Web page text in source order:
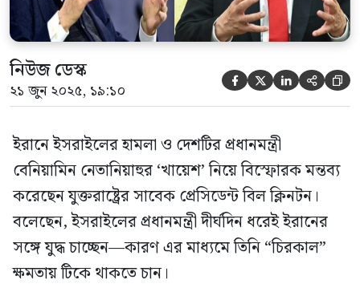
নিউজ ডেস্ক
২১ জুন ২০২৫, ১৯:১০     
ইরানে ইসরাইলের হামলা ও দেশটির প্রধানমন্ত্রী
বেনিয়ামিন নেতানিয়াহুর ‘খায়েশ’ নিয়ে বিস্ফোরক মন্তব্য
করেছেন যুক্তরাষ্ট্রের সাবেক প্রেসিডেন্ট বিল ক্লিনটন।
বলেছেন, ইসরাইলের প্রধানমন্ত্রী দীর্ঘদিন ধরেই ইরানের
সঙ্গে যুদ্ধ চাচ্ছেন—কারণ এর মাধ্যমে তিনি “চিরকাল”
ক্ষমতায় টিকে থাকতে চান।